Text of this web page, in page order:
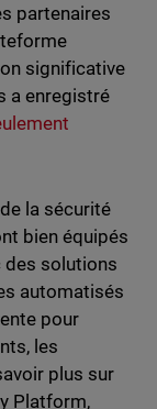
partenaires
significative
a enregistré
la sécurité
bien équipés
des solutions
automatisés
pour
les
plus sur
Platform,